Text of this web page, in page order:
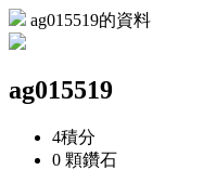
ag015519的資料
ag015519
4積分
0 顆鑽石